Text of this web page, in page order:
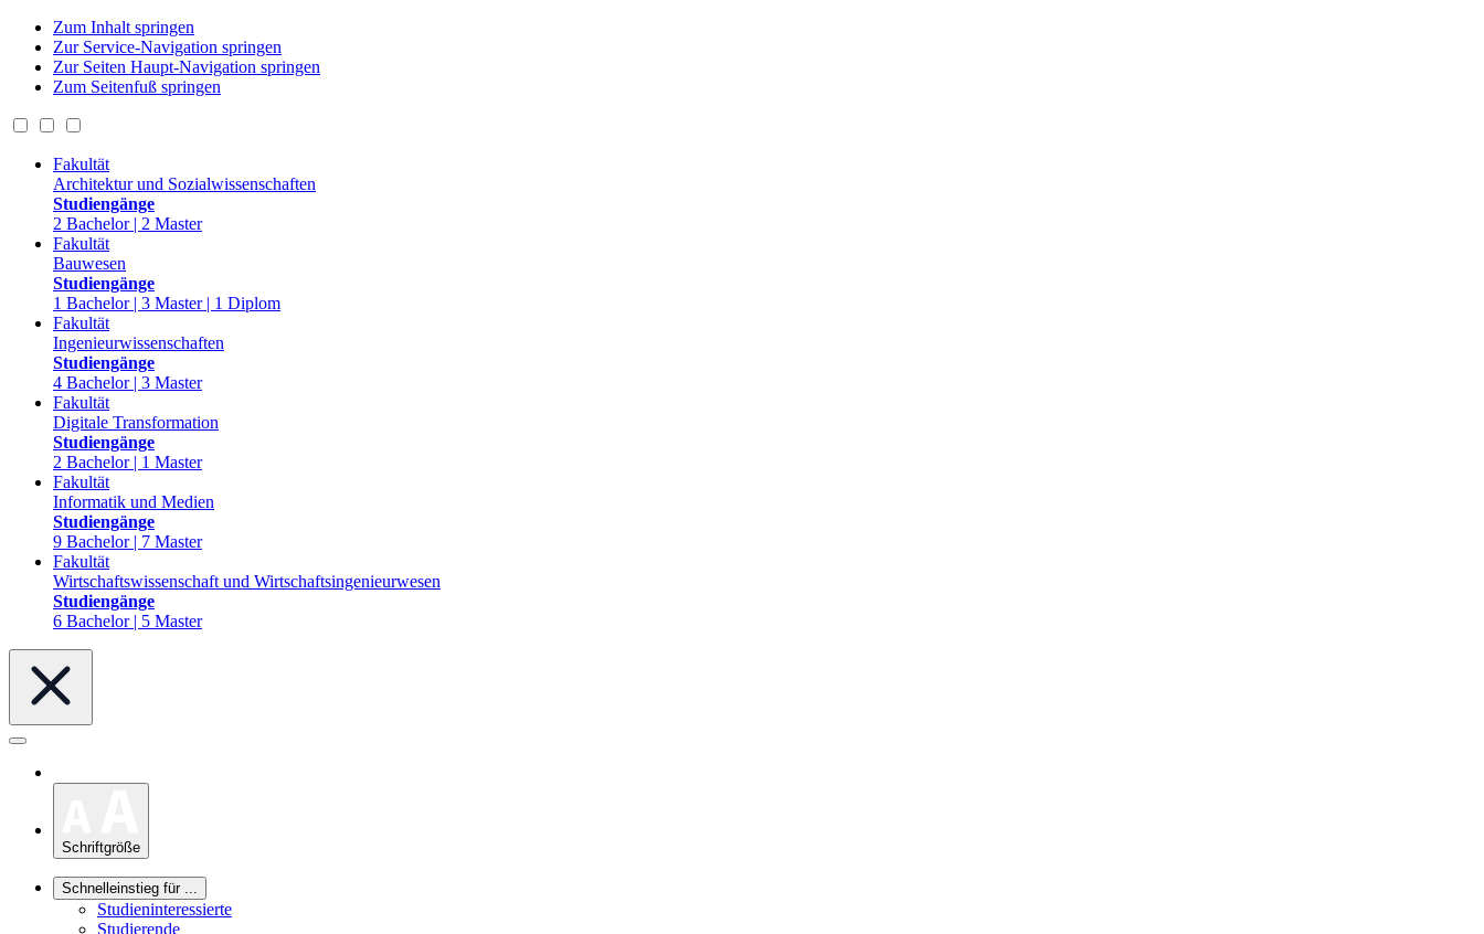
Zum Inhalt springen
Zur Service-Navigation springen
Zur Seiten Haupt-Navigation springen
Zum Seitenfuß springen
Fakultät
Architektur und Sozialwissenschaften
Studiengänge
2 Bachelor | 2 Master
Fakultät
Bauwesen
Studiengänge
1 Bachelor | 3 Master | 1 Diplom
Fakultät
Ingenieurwissenschaften
Studiengänge
4 Bachelor | 3 Master
Fakultät
Digitale Transformation
Studiengänge
2 Bachelor | 1 Master
Fakultät
Informatik und Medien
Studiengänge
9 Bachelor | 7 Master
Fakultät
Wirtschaftswissenschaft und Wirtschaftsingenieurwesen
Studiengänge
6 Bachelor | 5 Master
Schriftgröße
Schnelleinstieg für ...
Studieninteressierte
Studierende